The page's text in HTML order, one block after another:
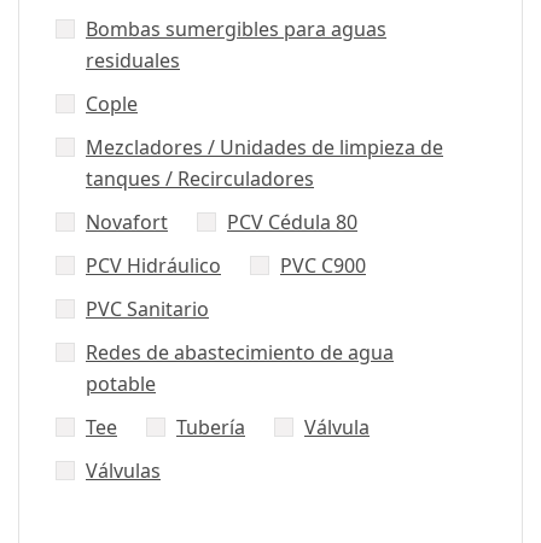
Bombas sumergibles para aguas
residuales
Cople
Mezcladores / Unidades de limpieza de
tanques / Recirculadores
Novafort
PCV Cédula 80
PCV Hidráulico
PVC C900
PVC Sanitario
Redes de abastecimiento de agua
potable
Tee
Tubería
Válvula
Válvulas